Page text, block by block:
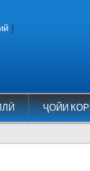
ҶОЙИ